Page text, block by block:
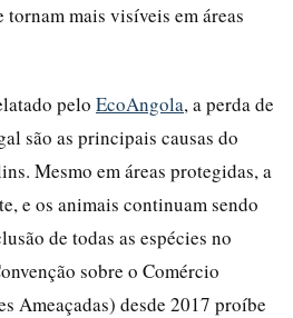
tornam mais visíveis em áreas
pelo EcoAngola, a perda de
são as principais causas do
Mesmo em áreas protegidas, a
e os animais continuam sendo
de todas as espécies no
sobre o Comércio
Ameaçadas) desde 2017 proíbe